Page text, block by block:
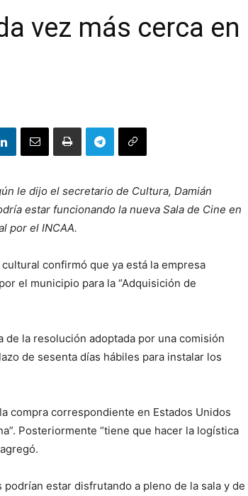
vez más cerca en
le dijo el secretario de Cultura, Damián
estar funcionando la nueva Sala de Cine en
por el INCAA.
confirmó que ya está la empresa
el municipio para la “Adquisición de
la resolución adoptada por una comisión
de sesenta días hábiles para instalar los
compra correspondiente en Estados Unidos
Posteriormente “tiene que hacer la logística
estar disfrutando a pleno de la sala y de